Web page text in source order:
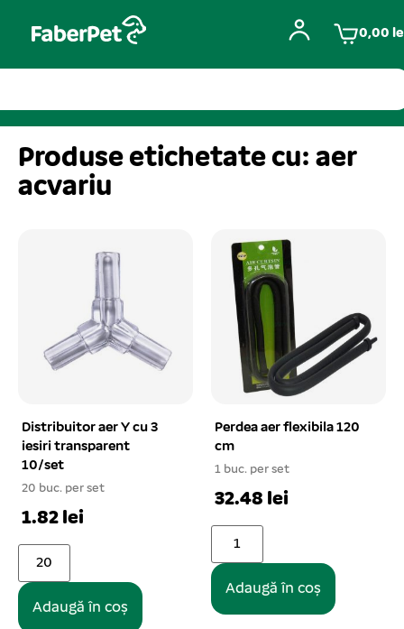
0,00
Produse etichetate cu: aer
acvariu
Distribuitor aer Y cu 3
iesiri transparent
10/set
20 buc. per set
1.82 lei
Adaugă în coș
Perdea aer flexibila 120
cm
1 buc. per set
32.48 lei
Adaugă în coș